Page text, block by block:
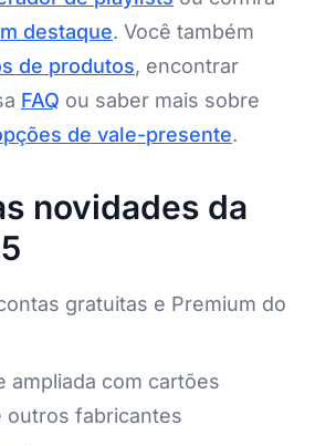
destaque. Você também
de produtos, encontrar
FAQ ou saber mais sobre
de vale-presente.
novidades da
gratuitas e Premium do
ampliada com cartões
outros fabricantes